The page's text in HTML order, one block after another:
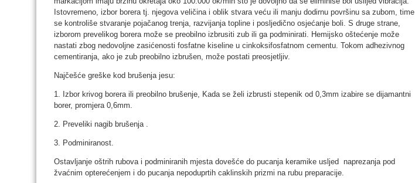
Istovremeno, izbor borera tj. njegova veličina i oblik stvara veću ili manju dodirnu površinu sa zubom, time
se kontroliše stvaranje pojačanog trenja, razvijanja topline i posljedično osjećanje boli. S druge strane,
izborom prevelikog borera može se preobilno izbrusiti zub ili ga podminirati. Hemijsko oštećenje može
nastati zbog nedovoljne zasićenosti fosfatne kiseline u cinkoksifosfatnom cementu. Tokom adhezivnog
cementiranja, ako je zub preobilno izbrušen, može postati preosjetljiv.
Najčešće greške kod brušenja jesu:
1. Izbor krivog borera ili preobilno brušenje, Kada se želi izbrusti stepenik od 0,3mm izabire se dijamantni
borer, promjera 0,6mm.
2. Preveliki nagib brušenja .
3. Podminiranost.
Ostavljanje oštrih rubova i podminiranih mjesta dovešće do pucanja keramike usljed naprezanja pod
žvaćnim opterećenjem i do pucanja nepoduprtih caklinskih prizmi na rubu preparacije.